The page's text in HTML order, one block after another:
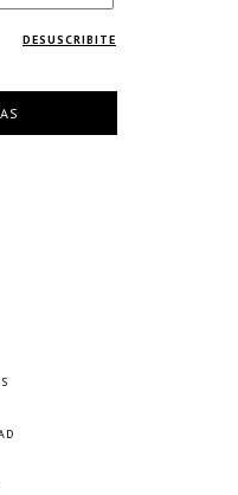
DESUSCRIBITE